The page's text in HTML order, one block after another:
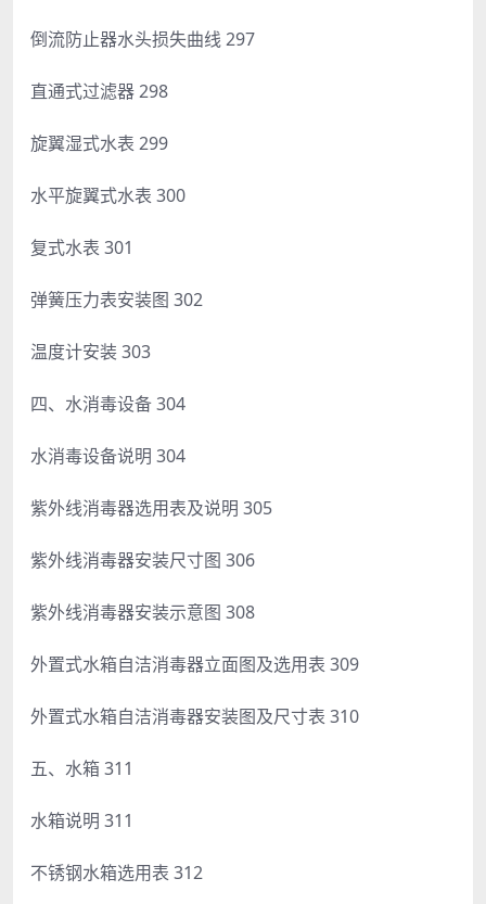
倒流防止器水头损失曲线 297
直通式过滤器 298
旋翼湿式水表 299
水平旋翼式水表 300
复式水表 301
弹簧压力表安装图 302
温度计安装 303
四、水消毒设备 304
水消毒设备说明 304
紫外线消毒器选用表及说明 305
紫外线消毒器安装尺寸图 306
紫外线消毒器安装示意图 308
外置式水箱自洁消毒器立面图及选用表 309
外置式水箱自洁消毒器安装图及尺寸表 310
五、水箱 311
水箱说明 311
不锈钢水箱选用表 312